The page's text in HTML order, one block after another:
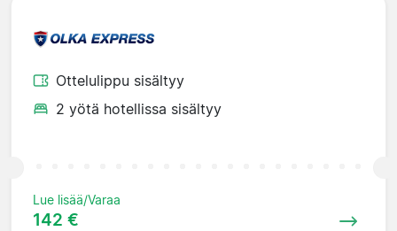
Ottelulippu sisältyy
2 yötä hotellissa sisältyy
Lue lisää/Varaa
142 €